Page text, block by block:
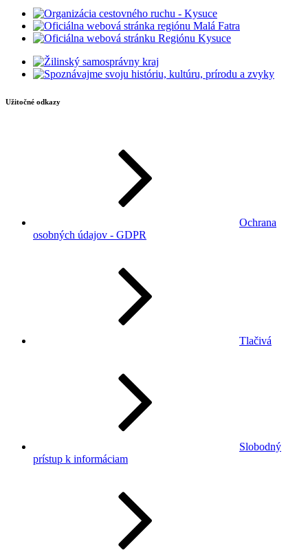
Užitočné odkazy
Ochrana
osobných údajov - GDPR
Tlačivá
Slobodný
prístup k informáciam